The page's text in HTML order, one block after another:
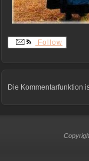
Follow
Die Kommentarfunktion